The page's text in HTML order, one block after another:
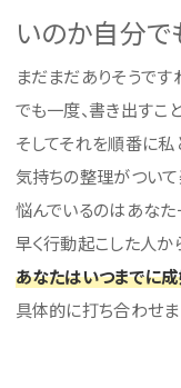
いのか自分で
まだまだありそうです
でも一度、書き出すこ
そしてそれを順番に私
気持ちの整理がついて
悩んでいるのはあなた
早く行動起こした人か
あなたはいつまでに成
具体的に打ち合わせま